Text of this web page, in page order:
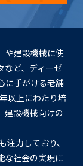
や建設機械に使
など、ディーゼ
に手がける老舗
以上にわたり培
建設機械向けの
力しており、
な社会の実現に